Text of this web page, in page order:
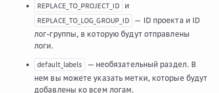
REPLACE_TO_PROJECT_ID и
REPLACE_TO_LOG_GROUP_ID
— ID проекта и ID
лог-группы, в которую будут отправлены
логи.
default_labels
— необязательный раздел. В
нем вы можете указать метки, которые будут
добавлены ко всем логам.